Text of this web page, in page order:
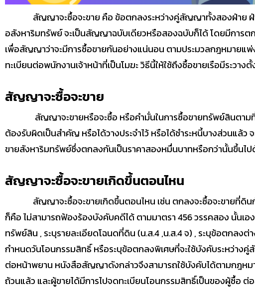
สัญญาจะซื้อจะขาย คือ ข้อตกลงระหว่างคู่สัญญาทั้งสองฝ่าย ฝ่า
อสังหาริมทรัพย์ จะเป็นสัญญาฉบับเดียวหรือสองฉบับก็ได้ โดยมีการ
เพื่อสัญญาว่าจะมีการซื้อขายกันอย่างแน่นอน ตามประมวลกฎหมายแ
ทะเบียนต่อพนักงานเจ้าหน้าที่เป็นโมฆะ วิธีนี้ให้ใช้ถึงซื้อขายเรือมีระว
สัญญาจะซื้อจะขาย
สัญญาจะขายหรือจะซื้อ หรือคำมั่นในการซื้อขายทรัพย์สินตามที่ร
ต้องรับผิดเป็นสำคัญ หรือได้วางประจำไว้ หรือได้ชำระหนี้บางส่วนแ
ขายสังหาริมทรัพย์ซึ่งตกลงกันเป็นราคาสองหมื่นบาทหรือกว่านั้นขึ้นไป
สัญญาจะซื้อจะขายเกิดขึ้นตอนไหน
สัญญาจะซื้อจะขายเกิดขึ้นตอนไหน เช่น ตกลงจะซื้อจะขายที่ดินกัน
ก็คือ ไม่สามารถฟ้องร้องบังคับคดีได้ ตามมาตรา 456 วรรคสอง นั้นเ
ทรัพย์สิน , ระบุรายละเอียดโฉนดที่ดิน (น.ส.4 ,น.ส.4 จ) , ระบุข้อตกลง
กำหนดวันโอนกรรมสิทธิ์ หรือระบุข้อตกลงพิเศษที่จะใช้บังคับระห
ต่อหน้าพยาน หนังสือสัญญาดังกล่าวจึงสามารถใช้บังคับได้ตามกฎห
ถ้วนแล้ว และผู้ขายได้มีการไปจดทะเบียนโอนกรรมสิทธิ์เป็นของผู้ซื้อ